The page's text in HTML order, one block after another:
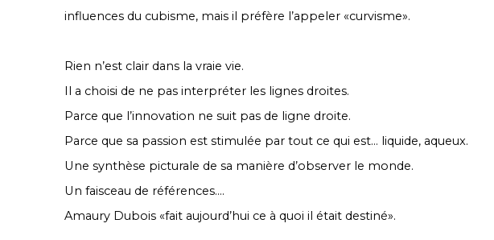
influences du cubisme, mais il préfère l’appeler «curvisme».
Rien n’est clair dans la vraie vie.
Il a choisi de ne pas interpréter les lignes droites.
Parce que l’innovation ne suit pas de ligne droite.
Parce que sa passion est stimulée par tout ce qui est… liquide, aqueux.
Une synthèse picturale de sa manière d’observer le monde.
Un faisceau de références….
Amaury Dubois «fait aujourd’hui ce à quoi il était destiné».